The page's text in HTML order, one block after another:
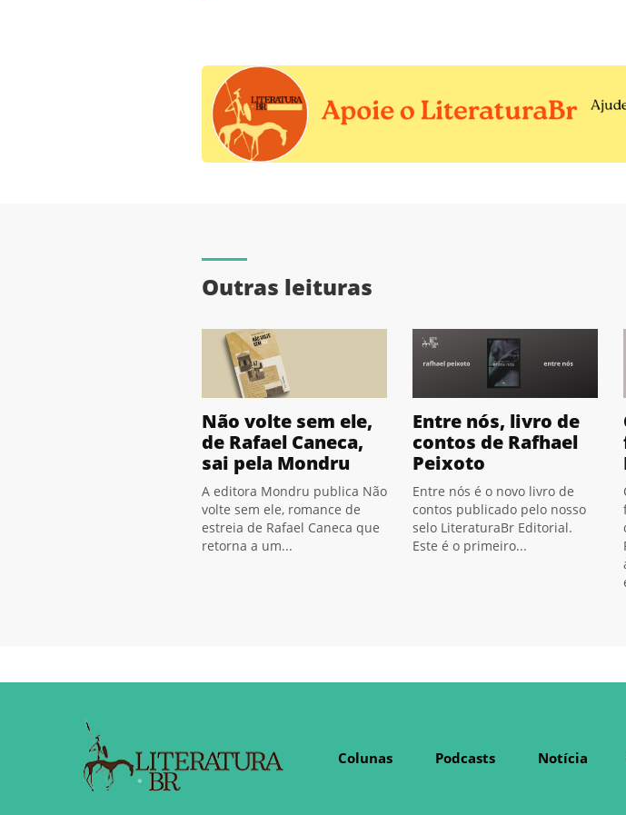
Outras leituras
Não volte sem ele,
de Rafael Caneca,
sai pela Mondru
A editora Mondru publica Não
volte sem ele, romance de
estreia de Rafael Caneca que
retorna a um...
Entre nós, livro de
contos de Rafhael
Peixoto
Entre nós é o novo livro de
contos publicado pelo nosso
selo LiteraturaBr Editorial.
Este é o primeiro...
Colunas Podcasts Notícia